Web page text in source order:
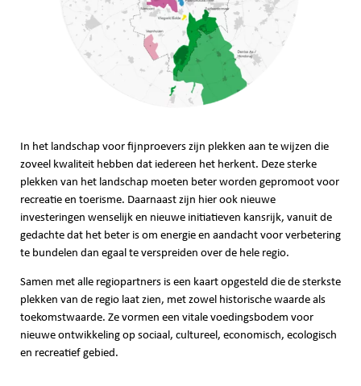
In het landschap voor fijnproevers zijn plekken aan te wijzen die
zoveel kwaliteit hebben dat iedereen het herkent. Deze sterke
plekken van het landschap moeten beter worden gepromoot voor
recreatie en toerisme. Daarnaast zijn hier ook nieuwe
investeringen wenselijk en nieuwe initiatieven kansrijk, vanuit de
gedachte dat het beter is om energie en aandacht voor verbetering
te bundelen dan egaal te verspreiden over de hele regio.
Samen met alle regiopartners is een kaart opgesteld die de sterkste
plekken van de regio laat zien, met zowel historische waarde als
toekomstwaarde. Ze vormen een vitale voedingsbodem voor
nieuwe ontwikkeling op sociaal, cultureel, economisch, ecologisch
en recreatief gebied.